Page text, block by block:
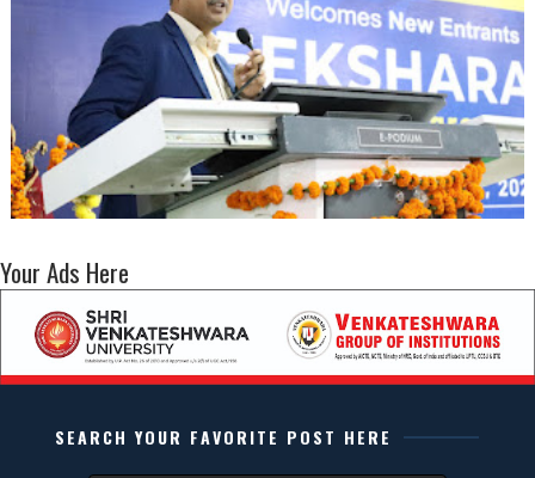
Your Ads Here
SEARCH YOUR FAVORITE POST HERE